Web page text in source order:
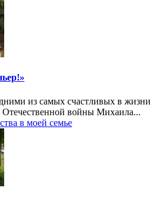
из самых счастливых в жизни
Отечественной войны Михаила...
в моей семье